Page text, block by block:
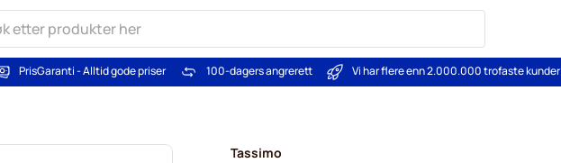
PrisGaranti - Alltid gode priser 100-dagers angrerett Vi har flere enn 2.000.000 trofaste kunder
Tassimo